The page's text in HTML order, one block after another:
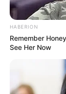
HABERION
Remember
See Her Now